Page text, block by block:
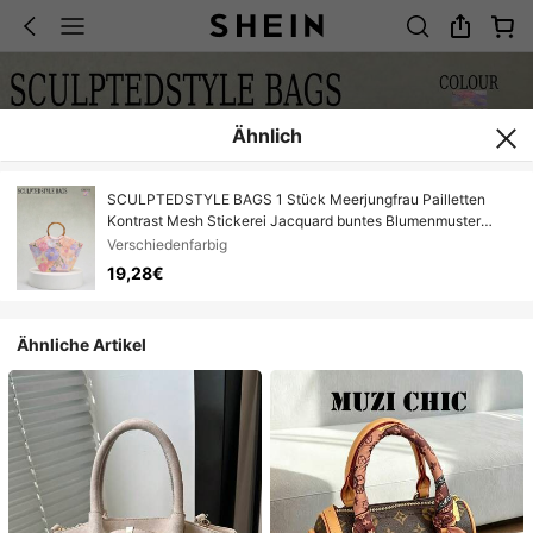
Ähnlich
SCULPTEDSTYLE BAGS 1 Stück Meerjungfrau Pailletten
Kontrast Mesh Stickerei Jacquard buntes Blumenmuster
elegante Leinen Tragetasche mit glänzenden Pünktchen,
Vintage Bambusgriff, modisch für Sommer Strand Reise
Lässig Urlaub (Blumenmuster zufällig versendet)
Verschiedenfarbig
19,28€
Ähnliche Artikel